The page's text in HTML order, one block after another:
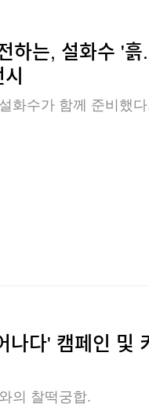
하는, 설화수 '
화수가 함께 준비했
나다' 캠페인 및
의 찰떡궁합.